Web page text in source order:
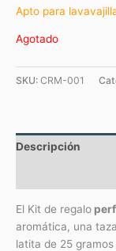
Apto para
Agotado
SKU: CRM-001
Descripción
El Kit de regalo
aromática, una
latita de 25